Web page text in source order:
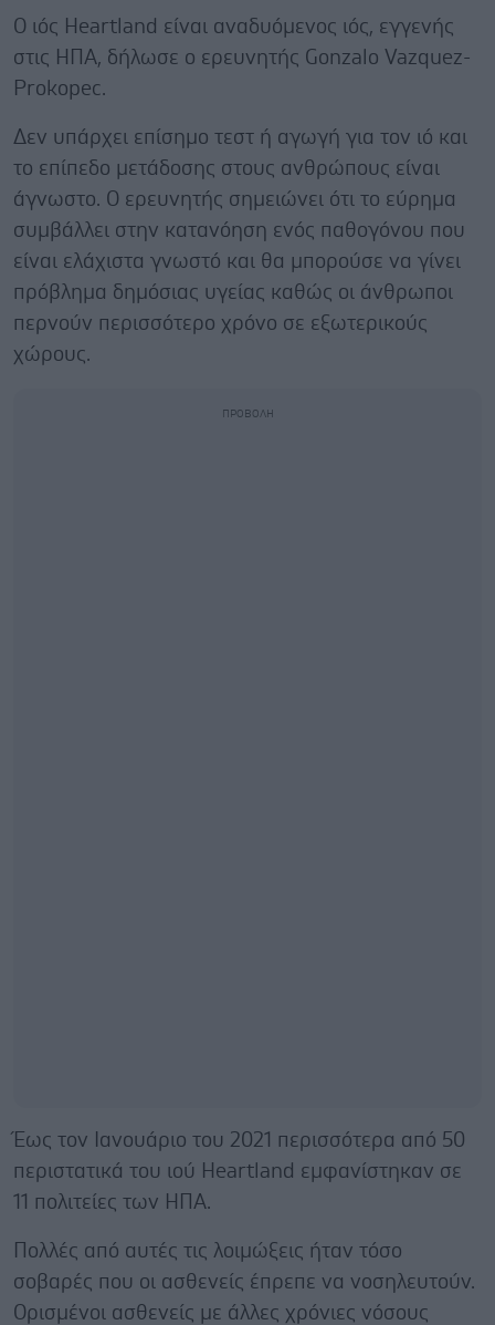
Ο ιός Heartland είναι αναδυόμενος ιός, εγγενής
στις ΗΠΑ, δήλωσε ο ερευνητής Gonzalo Vazquez-
Prokopec.
Δεν υπάρχει επίσημο τεστ ή αγωγή για τον ιό και
το επίπεδο μετάδοσης στους ανθρώπους είναι
άγνωστο. Ο ερευνητής σημειώνει ότι το εύρημα
συμβάλλει στην κατανόηση ενός παθογόνου που
είναι ελάχιστα γνωστό και θα μπορούσε να γίνει
πρόβλημα δημόσιας υγείας καθώς οι άνθρωποι
περνούν περισσότερο χρόνο σε εξωτερικούς
χώρους.
Έως τον Ιανουάριο του 2021 περισσότερα από 50
περιστατικά του ιού Heartland εμφανίστηκαν σε
11 πολιτείες των ΗΠΑ.
Πολλές από αυτές τις λοιμώξεις ήταν τόσο
σοβαρές που οι ασθενείς έπρεπε να νοσηλευτούν.
Ορισμένοι ασθενείς με άλλες χρόνιες νόσους